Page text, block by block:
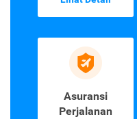
Asuransi
Perjalanan